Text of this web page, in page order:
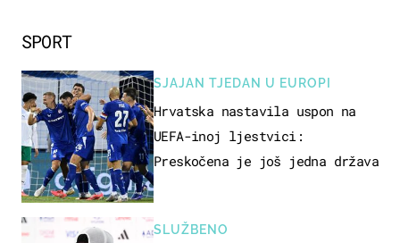
SPORT
SJAJAN TJEDAN U EUROPI
Hrvatska nastavila uspon na
UEFA-inoj ljestvici:
Preskočena je još jedna država
SLUŽBENO